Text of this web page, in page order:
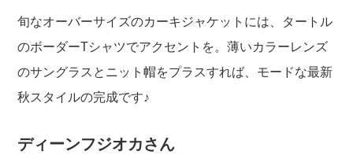
旬なオーバーサイズのカーキジャケットには、タートル
のボーダーTシャツでアクセントを。薄いカラーレンズ
のサングラスとニット帽をプラスすれば、モードな最新
秋スタイルの完成です♪
ディーンフジオカさん